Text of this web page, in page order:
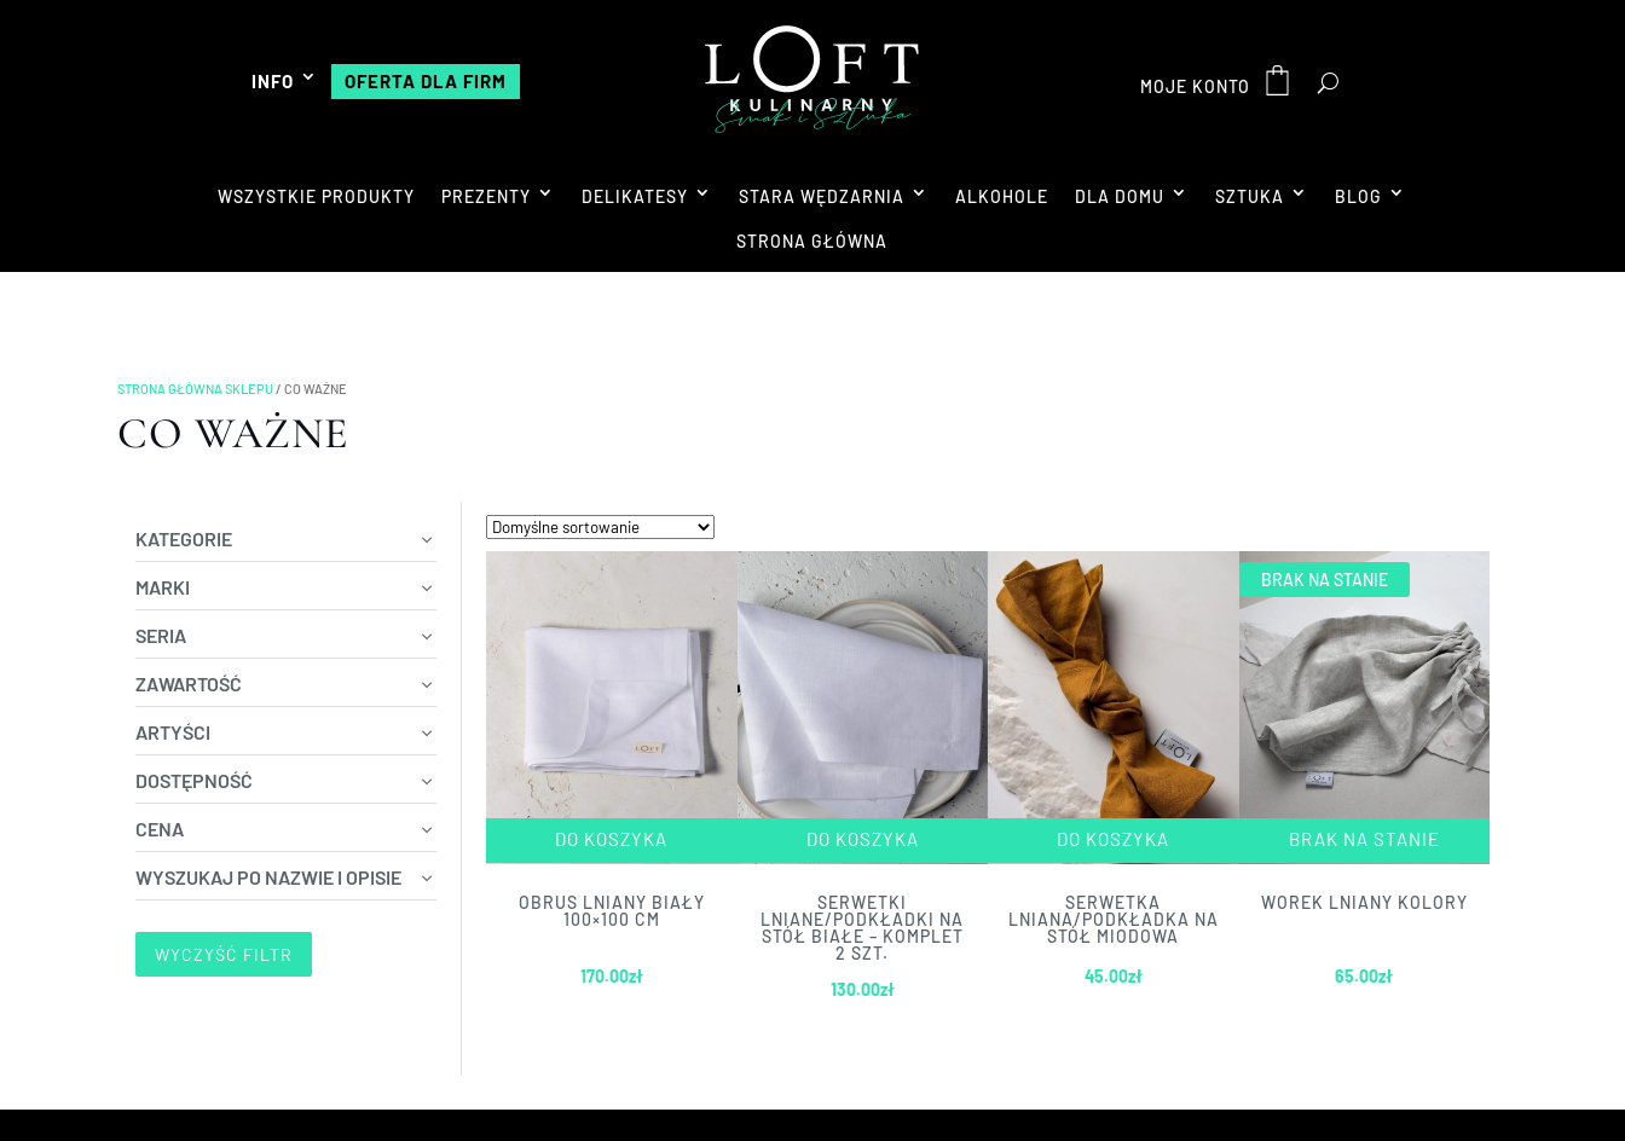
INFO OFERTA DLA FIRM MOJE KONTO
WSZYSTKIE PRODUKTY PREZENTY DELIKATESY STARA WĘDZARNIA ALKOHOLE DLA DOMU SZTUKA BLOG
STRONA GŁÓWNA
STRONA GŁÓWNA SKLEPU/ CO WAŻNE
CO WAŻNE
KATEGORIE
MARKI
SERIA
ZAWARTOŚĆ
ARTYŚCI
DOSTĘPNOŚĆ
CENA
WYSZUKAJ PO NAZWIE I OPISIE
WYCZYŚĆ FILTR
DO KOSZYKA
OBRUS LNIANY BIAŁY
100×100 CM
170.00zł
DO KOSZYKA
SERWETKI
LNIANE/PODKŁADKI NA
STÓŁ BIAŁE – KOMPLET
2 SZT.
130.00zł
DO KOSZYKA
SERWETKA
LNIANA/PODKŁADKA NA
STÓŁ MIODOWA
45.00zł
BRAK NA STANIE
BRAK NA STANIE
WOREK LNIANY KOLORY
65.00zł